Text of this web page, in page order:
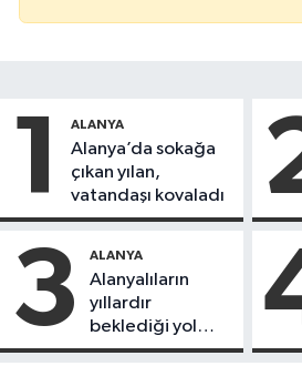
1 ALANYA
Alanya’da sokağa
çıkan yılan,
vatandaşı kovaladı
3 ALANYA
Alanyalıların
yıllardır
beklediği yol
askıdan döndü